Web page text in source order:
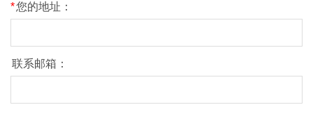
*您的地址：
联系邮箱：